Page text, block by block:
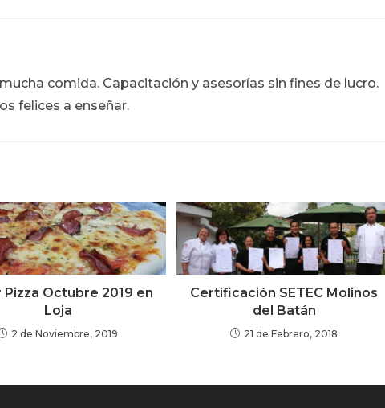
comida. Capacitación y asesorías sin fines de lucro.
felices a enseñar.
Pizza Octubre 2019 en
Loja
2 de Noviembre, 2019
Certificación SETEC Molinos
del Batán
21 de Febrero, 2018